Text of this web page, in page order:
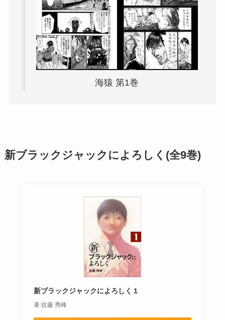
海猿 第1巻
新ブラックジャックによろしく(全9巻)
新ブラックジャックによろしく１
著:佐藤 秀峰